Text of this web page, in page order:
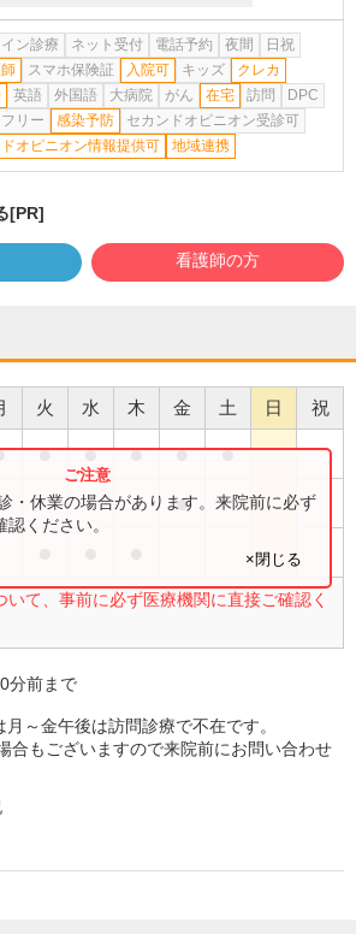
ン診療 ネット受付 電話予約 夜間
日祝
スマホ保険証 入院可 キッズ
クレカ
英語 外国語 大病院 がん 在宅 訪問
DPC
リー
感染予防
セカンドオピニオン受診可
オピニオン情報提供可
地域連携
[PR]
看護師の方
火 水 木 金 土 日 祝
● ● ● ● ●
●
て、事前に必ず医療機関に直接ご確認く
・休業の場合があります。来院前に必ず
ください。
×閉じる
分前まで
～金午後は訪問診療で不在です。
合もございますので来院前にお問い合わせ